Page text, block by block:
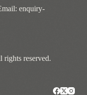
enquiry-
reserved.